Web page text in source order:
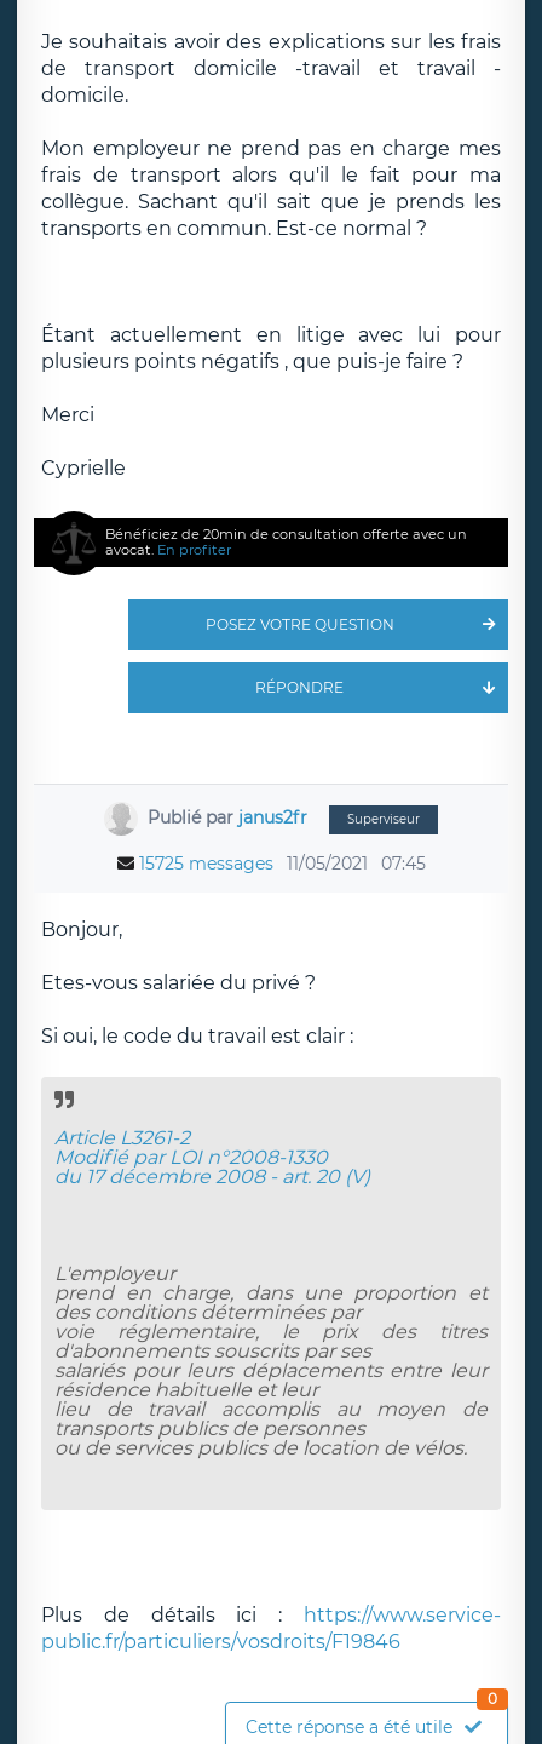
Je souhaitais avoir des explications sur les frais
de transport domicile -travail et travail -
domicile.
Mon employeur ne prend pas en charge mes
frais de transport alors qu'il le fait pour ma
collègue. Sachant qu'il sait que je prends les
transports en commun. Est-ce normal ?
Étant actuellement en litige avec lui pour
plusieurs points négatifs , que puis-je faire ?
Merci
Cyprielle
Bénéficiez de 20min de consultation offerte avec un
avocat. En profiter
POSEZ VOTRE QUESTION
RÉPONDRE
Publié par janus2fr Superviseur
15725 messages 11/05/2021 07:45
Bonjour,
Etes-vous salariée du privé ?
Si oui, le code du travail est clair :
Article L3261-2
Modifié par LOI n°2008-1330
du 17 décembre 2008 - art. 20 (V)
L'employeur
prend en charge, dans une proportion et
des conditions déterminées par
voie réglementaire, le prix des titres
d'abonnements souscrits par ses
salariés pour leurs déplacements entre leur
résidence habituelle et leur
lieu de travail accomplis au moyen de
transports publics de personnes
ou de services publics de location de vélos.
Plus de détails ici :
https://www.service-
public.fr/particuliers/vosdroits/F19846
Cette réponse a été utile
0